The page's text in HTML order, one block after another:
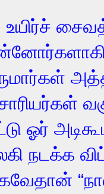
உயிர்ச்
ஓர்
நடக்க